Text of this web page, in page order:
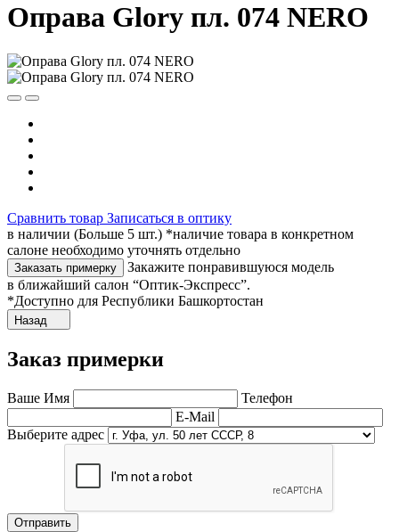
Оправа Glory пл. 074 NERO
Сравнить товар Записаться в оптику
в наличии (Больше 5 шт.) *наличие товара в конкретном
салоне необходимо уточнять отдельно
Заказать примерку
Закажите понравившуюся модель
в ближайший салон “Оптик-Экспресс”.
*Доступно для Республики Башкортостан
Назад
Заказ примерки
Ваше Имя
Телефон
E-Mail
Выберите адрес
Отправить